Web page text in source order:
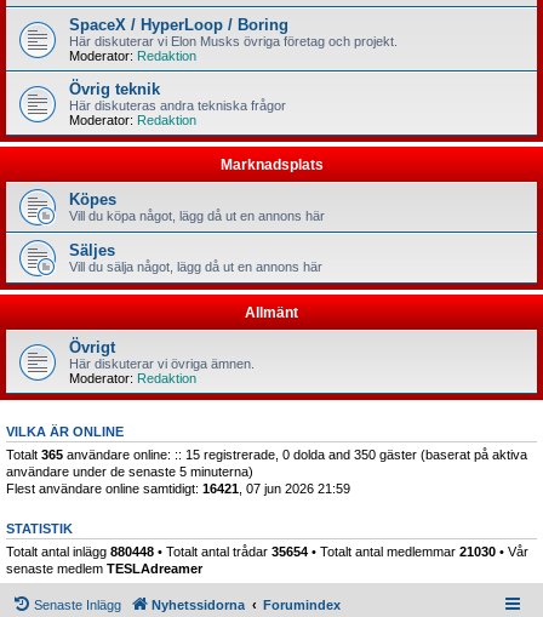
SpaceX / HyperLoop / Boring
Här diskuterar vi Elon Musks övriga företag och projekt.
Moderator: Redaktion
Övrig teknik
Här diskuteras andra tekniska frågor
Moderator: Redaktion
Marknadsplats
Köpes
Vill du köpa något, lägg då ut en annons här
Säljes
Vill du sälja något, lägg då ut en annons här
Allmänt
Övrigt
Här diskuterar vi övriga ämnen.
Moderator: Redaktion
VILKA ÄR ONLINE
Totalt 365 användare online: :: 15 registrerade, 0 dolda and 350 gäster (baserat på aktiva
användare under de senaste 5 minuterna)
Flest användare online samtidigt: 16421 , 07 jun 2026 21:59
STATISTIK
Totalt antal inlägg 880448 • Totalt antal trådar 35654 • Totalt antal medlemmar 21030 • Vår
senaste medlem TESLAdreamer
Senaste Inlägg Nyhetssidorna Forumindex